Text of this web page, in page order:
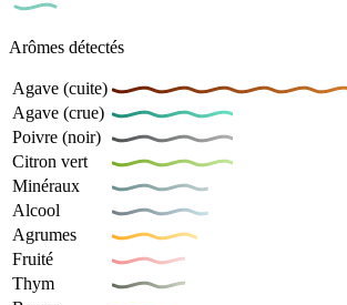
Arômes détectés
Agave (cuite)
Agave (crue)
Poivre (noir)
Citron vert
Minéraux
Alcool
Agrumes
Fruité
Thym